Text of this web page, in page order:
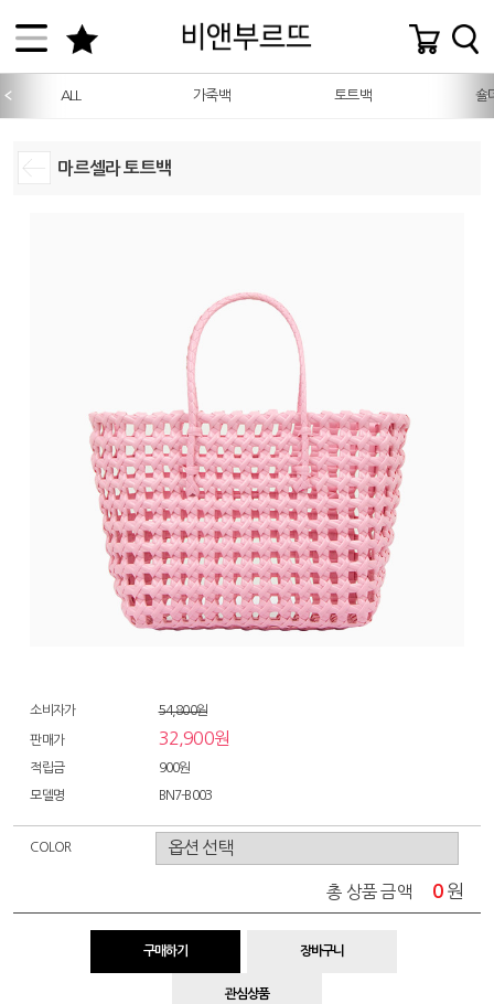
ALL 가죽백 토트백 숄
마르셀라 토트백
소비자가 54,800원
판매가 32,900원
적립금 900원
모델명 BN7-B003
COLOR
총 상품 금액 0 원
구매하기 장바구니
관심상품